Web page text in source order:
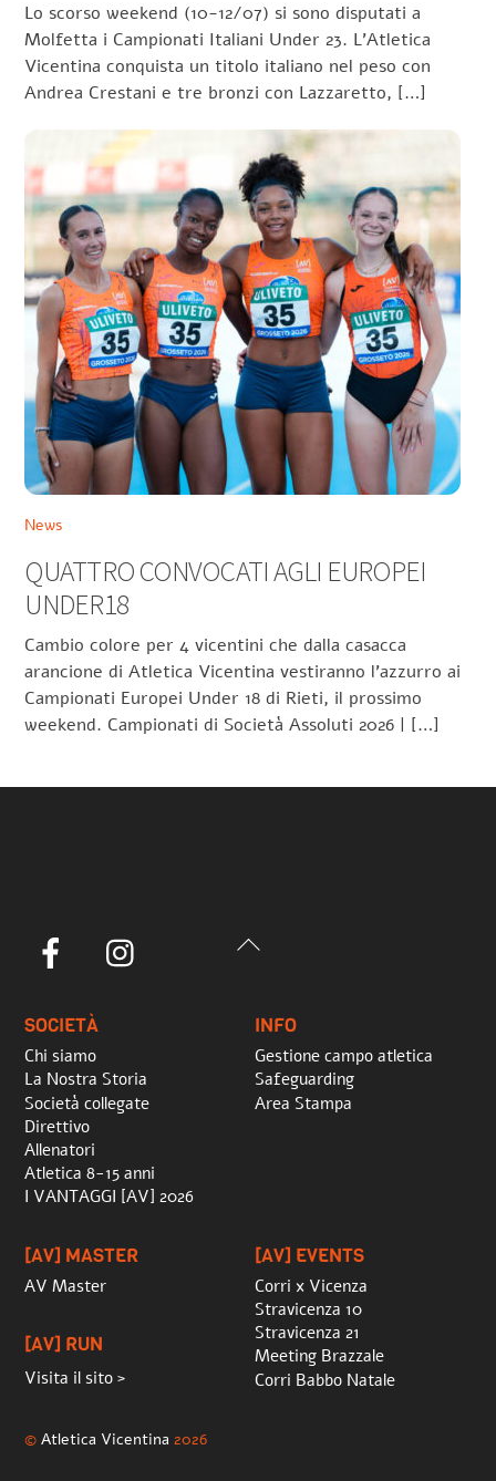
Lo scorso weekend (10-12/07) si sono disputati a
Molfetta i Campionati Italiani Under 23. L’Atletica
Vicentina conquista un titolo italiano nel peso con
Andrea Crestani e tre bronzi con Lazzaretto, […]
News
QUATTRO CONVOCATI AGLI EUROPEI
UNDER18
Cambio colore per 4 vicentini che dalla casacca
arancione di Atletica Vicentina vestiranno l’azzurro ai
Campionati Europei Under 18 di Rieti, il prossimo
weekend. Campionati di Società Assoluti 2026 | […]
Back
Facebook
SOCIETÀ
Chi siamo
La Nostra Storia
Società collegate
Direttivo
Allenatori
Atletica 8-15 anni
I VANTAGGI [AV] 2026
INFO
Gestione campo atletica
Safeguarding
Area Stampa
[AV] MASTER
AV Master
[AV] RUN
Visita il sito >
[AV] EVENTS
Corri x Vicenza
Stravicenza 10
Stravicenza 21
Meeting Brazzale
Corri Babbo Natale
©Atletica Vicentina 2026